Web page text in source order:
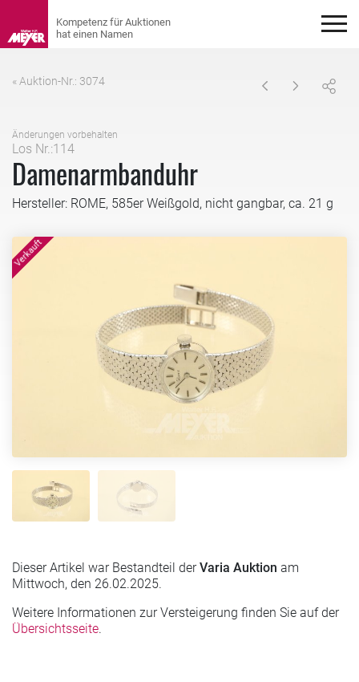
« Auktion-Nr.: 3074
Änderungen vorbehalten
Los Nr.:114
Damenarmbanduhr
Hersteller: ROME, 585er Weißgold, nicht gangbar, ca. 21 g
Dieser Artikel war Bestandteil derVaria Auktion am
Mittwoch, den 26.02.2025.
Weitere Informationen zur Versteigerung finden Sie auf der
Übersichtsseite.